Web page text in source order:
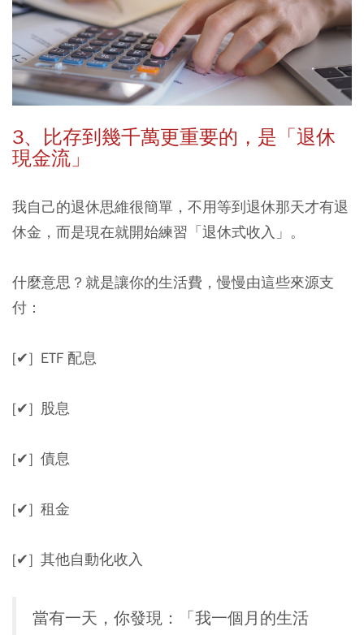
3、比存到幾千萬更重要的，是「退休
現金流」
我自己的退休思維很簡單，不用等到退休那天才有退
休金，而是現在就開始練習「退休式收入」。
什麼意思？就是讓你的生活費，慢慢由這些來源支
付：
[✔] ETF 配息
[✔] 股息
[✔] 債息
[✔] 租金
[✔] 其他自動化收入
當有一天，你發現：「我一個月的生活